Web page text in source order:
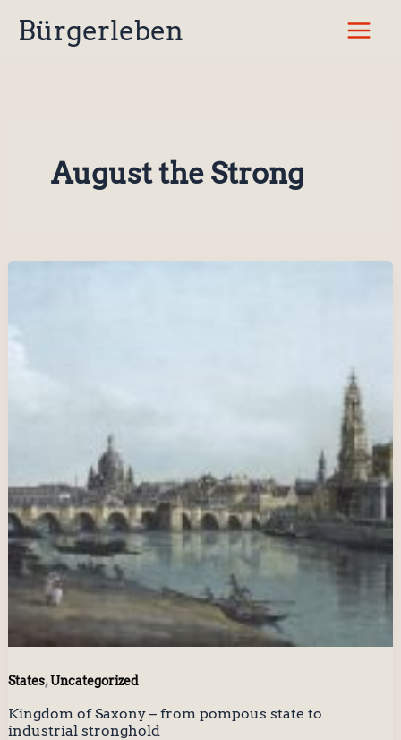
InhaltBürgerleben
August the Strong
States,Uncategorized
Kingdom of Saxony – from pompous state to
industrial stronghold